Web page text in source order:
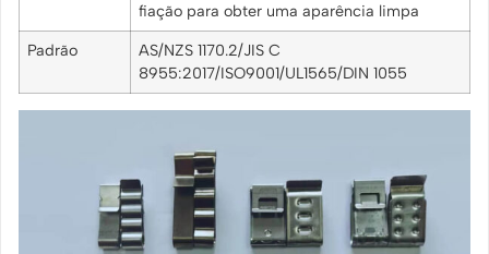
fiação para obter uma aparência limpa
Padrão
AS/NZS 1170.2/JIS C
8955:2017/ISO9001/UL1565/DIN 1055